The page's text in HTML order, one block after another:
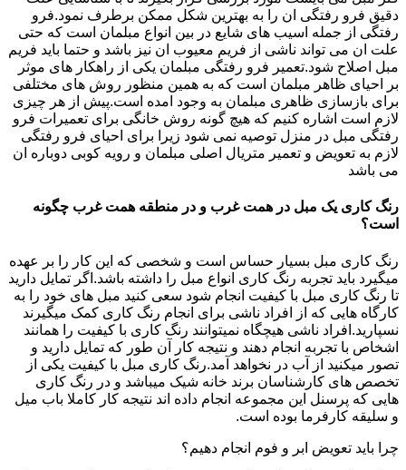
دقیق فرو رفتگی ان را به بهترین شکل ممکن برطرف نمود.فرو
رفتگی از جمله اسیب های شایع در بین انواع مبلمان است که حتی
علت ان می تواند ناشی از فریم معیوب ان نیز باشد و حتما باید فریم
مبل اصلاح شود.تعمیر فرو رفتگی مبلمان یکی از راهکار های موثر
بر احیای ظاهر مبلمان است که به همین منظور روش های مختلفی
برای بازسازی ظاهری مبلمان به وجود امده است.پیش از هر چیزی
لازم است اشاره کنیم که هیچ گونه روش خانگی برای تعمیرات فرو
رفتگی مبل در منزل توصیه نمی شود زیرا برای احیای فرو رفتگی
لازم به تعویض و تعمیر متریال اصلی مبلمان و رویه کوبی دوباره ان
می باشد
رنگ کاری یک مبل در همت غرب و در منطقه همت غرب چگونه
است؟
رنگ کاری مبل بسیار حساس است و شخصی که این کار را بر عهده
میگیرد باید تجربه رنگ کاری انواع مبل را داشته باشد.اگر تمایل دارید
تا رنگ کاری مبل با کیفیت انجام شود سعی کنید مبل های خود را به
کارگاه هایی که از افراد ناشی برای انجام رنگ کاری کمک میگیرند
نسپارید.افراد ناشی هیچگاه نمیتوانند رنگ کاری با کیفیت را همانند
اشخاص با تجربه انجام دهند و نتیجه کار آن طور که تمایل دارید و
تصور میکنید از آب در نخواهد آمد.رنگ کاری مبل با کیفیت یکی از
تخصص های کارشناسان برند خانه شیک میباشد و در رنگ کاری
هایی که پرسنل این مجموعه انجام داده اند نتیجه کار کاملا باب میل
و سلیقه کارفرما بوده است.
چرا باید تعویض ابر و فوم انجام دهیم؟